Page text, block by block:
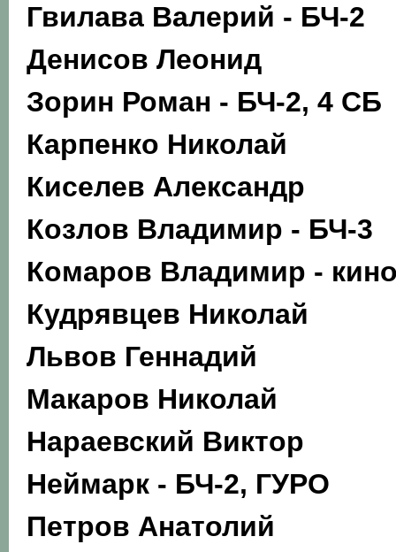
Гвилава Валерий - БЧ-2
Денисов Леонид
Зорин Роман - БЧ-2, 4 СБ
Карпенко Николай
Киселев Александр
Козлов Владимир - БЧ-3
Комаров Владимир -
Кудрявцев Николай
Львов Геннадий
Макаров Николай
Нараевский Виктор
Неймарк - БЧ-2, ГУРО
Петров Анатолий